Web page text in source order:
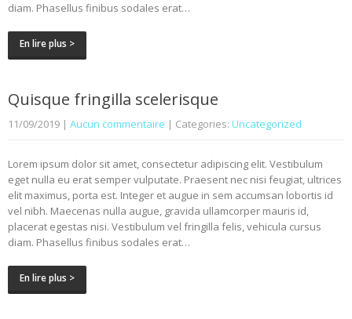
diam. Phasellus finibus sodales erat…
En lire plus >
Quisque fringilla scelerisque
11/09/2019 | Aucun commentaire | Categories: Uncategorized
Lorem ipsum dolor sit amet, consectetur adipiscing elit. Vestibulum
eget nulla eu erat semper vulputate. Praesent nec nisi feugiat, ultrices
elit maximus, porta est. Integer et augue in sem accumsan lobortis id
vel nibh. Maecenas nulla augue, gravida ullamcorper mauris id,
placerat egestas nisi. Vestibulum vel fringilla felis, vehicula cursus
diam. Phasellus finibus sodales erat…
En lire plus >